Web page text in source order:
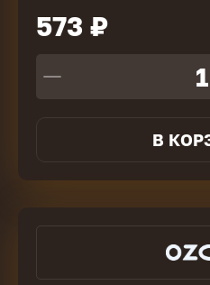
573 ₽
В